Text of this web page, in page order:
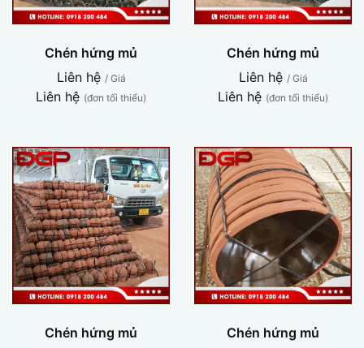
Chén hứng mủ
Liên hệ / Giá
Liên hệ (đơn tối thiểu)
Chén hứng mủ
Liên hệ / Giá
Liên hệ (đơn tối thiểu)
Chén hứng mủ
Chén hứng mủ